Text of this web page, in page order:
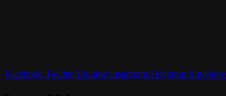
Facebook TwitterYoutube Instagram Telegram Envelope